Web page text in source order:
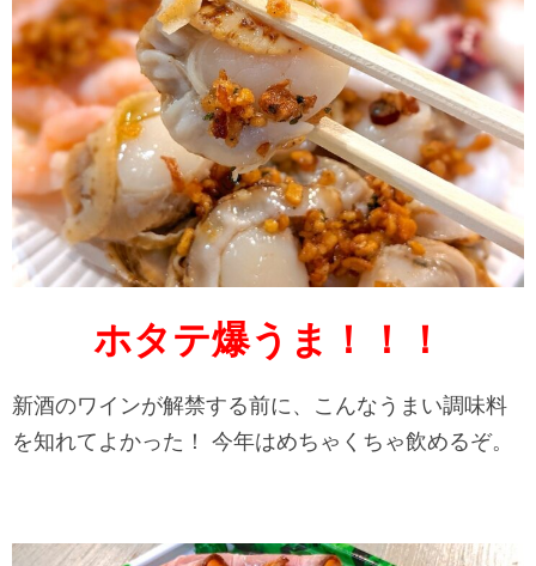
ホタテ爆うま！！！
新酒のワインが解禁する前に、こんなうまい調味料
を知れてよかった！ 今年はめちゃくちゃ飲めるぞ。